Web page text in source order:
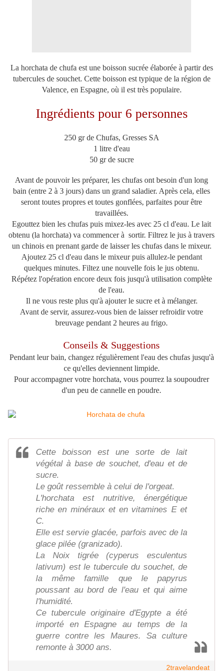
La horchata de chufa est une boisson sucrée élaborée à partir des
tubercules de souchet. Cette boisson est typique de la région de
Valence, en Espagne, où il est très populaire.
Ingrédients pour 6 personnes
250 gr de Chufas, Gresses SA
1 litre d'eau
50 gr de sucre
Avant de pouvoir les préparer, les chufas ont besoin d'un long
bain (entre 2 à 3 jours) dans un grand saladier. Après cela, elles
seront toutes propres et toutes gonflées, parfaites pour être
travaillées.
Egouttez bien les chufas puis mixez-les avec 25 cl d'eau. Le lait
obtenu (la horchata) va commencer à sortir. Filtrez le jus à travers
un chinois en prenant garde de laisser les chufas dans le mixeur.
Ajoutez 25 cl d'eau dans le mixeur puis allulez-le pendant
quelques minutes. Filtez une nouvelle fois le jus obtenu.
Répétez l'opération encore deux fois jusqu'à utilisation complète
de l'eau.
Il ne vous reste plus qu'à ajouter le sucre et à mélanger.
Avant de servir, assurez-vous bien de laisser refroidir votre
breuvage pendant 2 heures au frigo.
Conseils & Suggestions
Pendant leur bain, changez régulièrement l'eau des chufas jusqu'à
ce qu'elles deviennent limpide.
Pour accompagner votre horchata, vous pourrez la soupoudrer
d'un peu de cannelle en poudre.
Cette boisson est une sorte de lait
végétal à base de souchet, d'eau et de
sucre.
Le goût ressemble à celui de l'orgeat.
L'horchata est nutritive, énergétique
riche en minéraux et en vitamines E et
C.
Elle est servie glacée, parfois avec de la
glace pilée (granizado).
La Noix tigrée (cyperus esculentus
lativum) est le tubercule du souchet, de
la même famille que le papyrus
poussant au bord de l'eau et qui aime
l'humidité.
Ce tubercule originaire d'Egypte a été
importé en Espagne au temps de la
guerre contre les Maures. Sa culture
remonte à 3000 ans.
2travelandeat